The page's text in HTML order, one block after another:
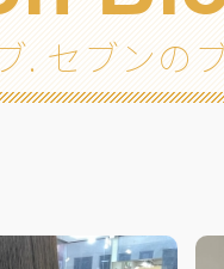
. セブンの